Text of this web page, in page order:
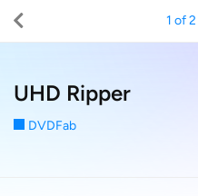
UHD Ripper
DVDFab
1 of2